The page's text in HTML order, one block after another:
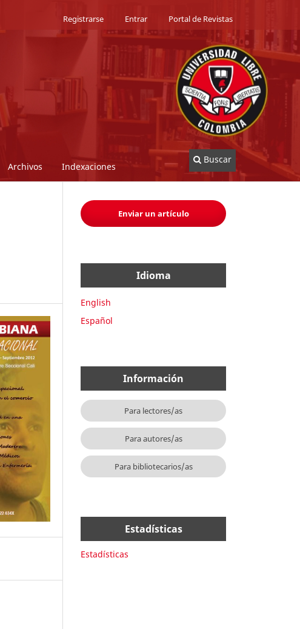
Archivos Indexaciones
Buscar
Registrarse Entrar Portal de Revistas
Enviar un artículo
Idioma
English
Español
Información
Para lectores/as
Para autores/as
Para bibliotecarios/as
Estadísticas
Estadísticas